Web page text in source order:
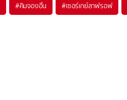
#คิมจองอึน #เซอร์เกย์ลาฟรอฟ